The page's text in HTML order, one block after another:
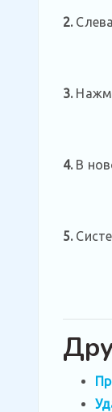
2.
3.
4.В
5.